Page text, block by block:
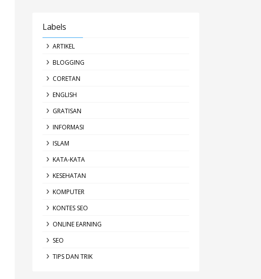
Labels
ARTIKEL
BLOGGING
CORETAN
ENGLISH
GRATISAN
INFORMASI
ISLAM
KATA-KATA
KESEHATAN
KOMPUTER
KONTES SEO
ONLINE EARNING
SEO
TIPS DAN TRIK